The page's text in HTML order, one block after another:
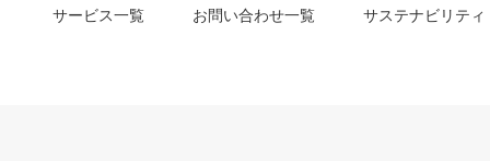
サービス一覧 お問い合わせ一覧 サステナビリティ